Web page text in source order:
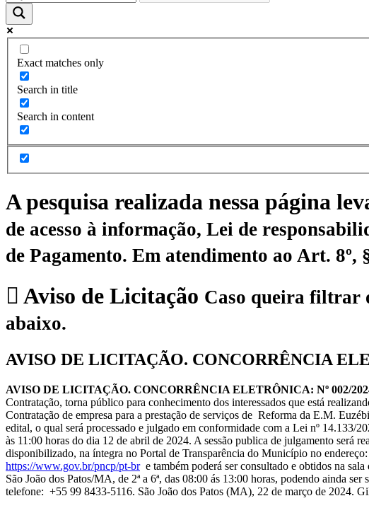
Exact matches only
Search in title
Search in content
A pesquisa realizada nessa página
de acesso à informação, Lei de
de Pagamento. Em atendimento ao Art. 8º,
Aviso de Licitação Caso queira filtrar
abaixo.
AVISO DE LICITAÇÃO. CONCORRÊNCIA
AVISO DE LICITAÇÃO. CONCORRÊNCIA ELETRÔNICA: Nº 002/
Contratação, torna público para conhecimento dos interessados que está
Contratação de empresa para a prestação de serviços de Reforma da E.M.
edital, o qual será processado e julgado em conformidade com a Lei nº 14.133/
às 11:00 horas do dia 12 de abril de 2024. A sessão publica de julgamento será
disponibilizado, na íntegra no Portal de Transparência do Município no endereço:
https://www.gov.br/pncp/pt-bre também poderá ser consultado e obtidos na
São João dos Patos/MA, de 2ª a 6ª, das 08:00 ás 13:00 horas, podendo ainda
telefone: +55 99 8433-5116. São João dos Patos (MA), 22 de março de 2024.